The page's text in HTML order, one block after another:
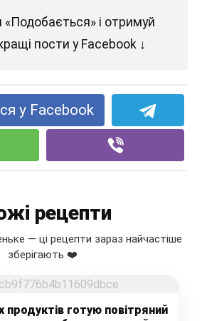
«Подобається» і отримуй
пости у Facebook ↓
у Facebook
рецепти
— ці рецепти зараз найчастіше
зберігають ❤️
продуктів готую повітряний